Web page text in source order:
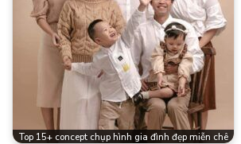
Top 15+ concept chụp hình gia đình đẹp miễn chê